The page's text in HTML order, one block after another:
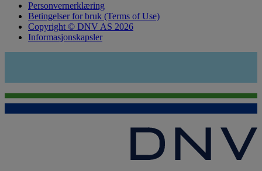
Personvernerklæring
Betingelser for bruk (Terms of Use)
Copyright © DNV AS 2026
Informasjonskapsler